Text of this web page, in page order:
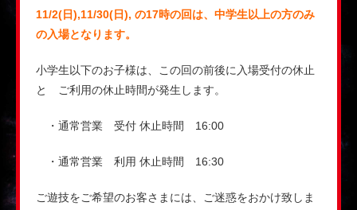
11/2(日),11/30(日), の17時の回は、中学生以上の方のみ
の入場となります。
小学生以下のお子様は、この回の前後に入場受付の休止
と ご利用の休止時間が発生します。
・通常営業 受付 休止時間 16:00
・通常営業 利用 休止時間 16:30
ご遊技をご希望のお客さまには、ご迷惑をおかけ致しま